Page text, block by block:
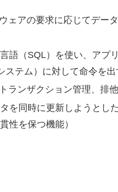
ェアの要求に応じてデー
語（SQL）を使い、アプ
ステム）に対して命令を出
ランザクション管理、排
を同時に更新しようとし
性を保つ機能）